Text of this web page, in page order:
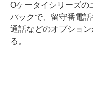
Oケータイシリーズの
パックで、留守番電
通話などのオプショ
る。